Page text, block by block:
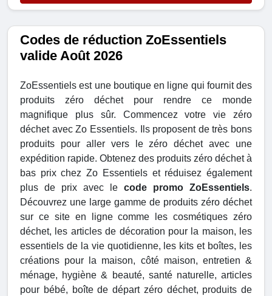
Codes de réduction ZoEssentiels
valide Août 2026
ZoEssentiels est une boutique en ligne qui fournit des
produits zéro déchet pour rendre ce monde
magnifique plus sûr. Commencez votre vie zéro
déchet avec Zo Essentiels. Ils proposent de très bons
produits pour aller vers le zéro déchet avec une
expédition rapide. Obtenez des produits zéro déchet à
bas prix chez Zo Essentiels et réduisez également
plus de prix avec le code promo ZoEssentiels.
Découvrez une large gamme de produits zéro déchet
sur ce site en ligne comme les cosmétiques zéro
déchet, les articles de décoration pour la maison, les
essentiels de la vie quotidienne, les kits et boîtes, les
créations pour la maison, côté maison, entretien &
ménage, hygiène & beauté, santé naturelle, articles
pour bébé, boîte de départ zéro déchet, produits de